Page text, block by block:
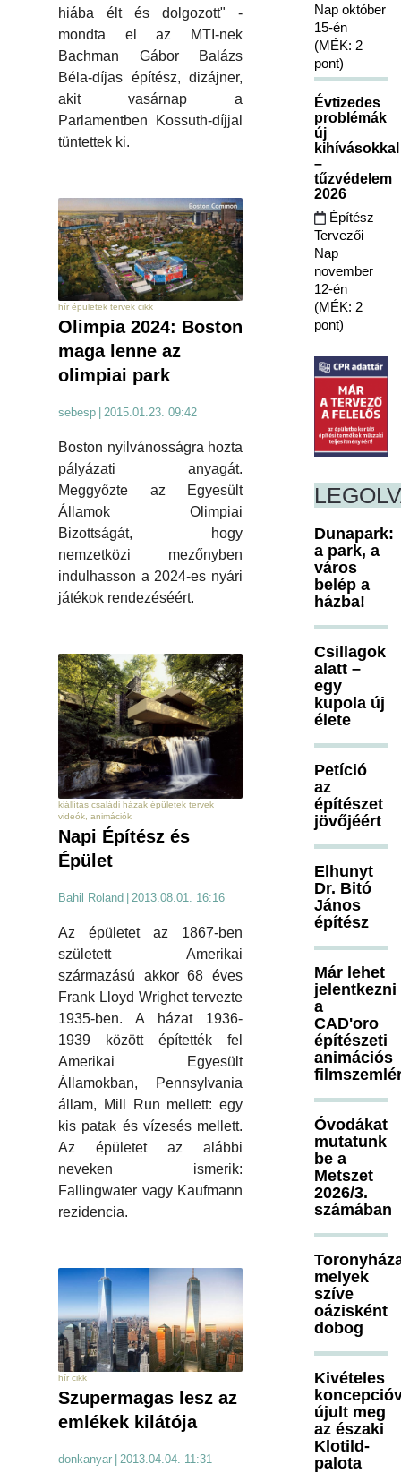
hiába élt és dolgozott" -
mondta el az MTI-nek
Bachman Gábor Balázs
Béla-díjas építész, dizájner,
akit vasárnap a
Parlamentben Kossuth-díjjal
tüntettek ki.
hír épületek tervek cikk
Olimpia 2024: Boston
maga lenne az
olimpiai park
sebesp 2015.01.23. 09:42
Boston nyilvánosságra hozta
pályázati anyagát.
Meggyőzte az Egyesült
Államok Olimpiai
Bizottságát, hogy
nemzetközi mezőnyben
indulhasson a 2024-es nyári
játékok rendezéséért.
kiállítás családi házak épületek tervek
videók, animációk
Napi Építész és
Épület
Bahil Roland | 2013.08.01. 16:16
Az épületet az 1867-ben
született Amerikai
származású akkor 68 éves
Frank Lloyd Wrighet tervezte
1935-ben. A házat 1936-
1939 között építették fel
Amerikai Egyesült
Államokban, Pennsylvania
állam, Mill Run mellett: egy
kis patak és vízesés mellett.
Az épületet az alábbi
neveken ismerik:
Fallingwater vagy Kaufmann
rezidencia.
hír cikk
Szupermagas lesz az
emlékek kilátója
donkanyar 2013.04.04. 11:31
Nap október
15-én
(MÉK: 2
pont)
Évtizedes
problémák
új
kihívásokkal
–
tűzvédelem
2026
Építész
Tervezői
Nap
november
12-én
(MÉK: 2
pont)
Dunapark:
a park, a
város
belép a
házba!
Csillagok
alatt –
egy
kupola új
élete
Petíció
az
építészet
jövőjéért
Elhunyt
Dr. Bitó
János
építész
Már lehet
jelentkezni
a
CAD'oro
építészeti
animációs
Óvodákat
mutatunk
be a
Metszet
2026/3.
számában
melyek
szíve
oázisként
dobog
Kivételes
újult meg
az északi
Klotild-
palota